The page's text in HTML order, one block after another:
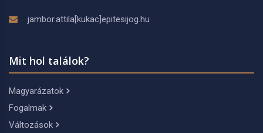
jambor.attila[kukac]epitesijog.hu
Mit hol találok?
Magyarázatok
Fogalmak
Változások